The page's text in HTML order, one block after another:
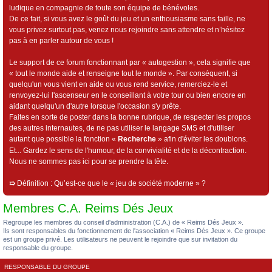
ludique en compagnie de toute son équipe de bénévoles.
De ce fait, si vous avez le goût du jeu et un enthousiasme sans faille, ne
vous privez surtout pas, venez nous rejoindre sans attendre et n’hésitez
pas à en parler autour de vous !
Le support de ce forum fonctionnant par « autogestion », cela signifie que
« tout le monde aide et renseigne tout le monde ». Par conséquent, si
quelqu'un vous vient en aide ou vous rend service, remerciez-le et
renvoyez-lui l'ascenseur en le conseillant à votre tour ou bien encore en
aidant quelqu'un d'autre lorsque l'occasion s'y prête.
Faites en sorte de poster dans la bonne rubrique, de respecter les propos
des autres internautes, de ne pas utiliser le langage SMS et d'utiliser
autant que possible la fonction « Recherche » afin d'éviter les doublons.
Et... Gardez le sens de l'humour, de la convivialité et de la décontraction.
Nous ne sommes pas ici pour se prendre la tête.
➯ Définition : Qu’est-ce que le « jeu de société moderne » ?
Membres C.A. Reims Dés Jeux
Regroupe les membres du conseil d'administration (C.A.) de « Reims Dés Jeux ».
Ils sont responsables du fonctionnement de l'association « Reims Dés Jeux ». Ce groupe
est un groupe privé. Les utilisateurs ne peuvent le rejoindre que sur invitation du
responsable du groupe.
RESPONSABLE DU GROUPE